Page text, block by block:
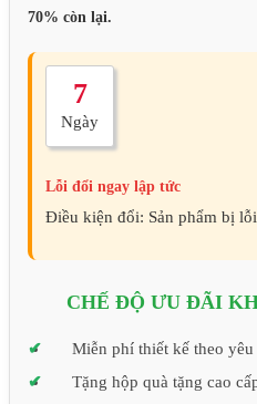
70% còn lại.
7
Ngày
Lỗi đổi ngay lập tức
Điều kiện đổi: Sản phẩm bị
CHẾ ĐỘ ƯU ĐÃI
Miễn phí thiết kế theo yêu
Tặng hộp quà tặng cao